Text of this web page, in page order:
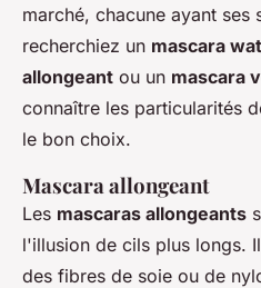
marché, chacune ayant ses
recherchiez un mascara
allongeant ou un mascara
connaître les particularités
le bon choix.
Mascara allongeant
Les mascaras allongeants
l'illusion de cils plus longs.
des fibres de soie ou de